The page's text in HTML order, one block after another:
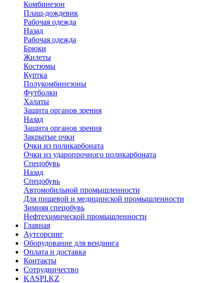
Комбинезон
Плащ-дождевик
Рабочая одежда
Назад
Рабочая одежда
Брюки
Жилеты
Костюмы
Куртка
Полукомбинезоны
Футболки
Халаты
Защита органов зрения
Назад
Защита органов зрения
Закрытые очки
Очки из поликарбоната
Очки из ударопрочного поликарбоната
Спецобувь
Назад
Спецобувь
Автомобильной промышленности
Для пищевой и медицинской промышленности
Зимняя спецобувь
Нефтехимической промышленности
Главная
Аутсорсинг
Оборудование для вендинга
Оплата и доставка
Контакты
Сотрудничество
KASPI.KZ